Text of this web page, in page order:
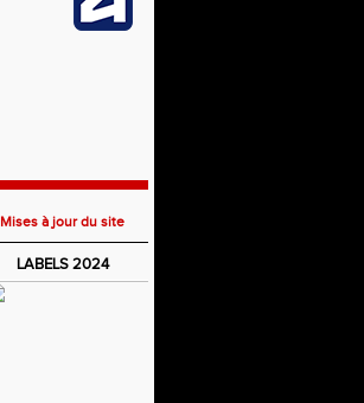
Mises à jour du site
LABELS 2024